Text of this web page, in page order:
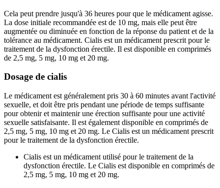
Cela peut prendre jusqu'à 36 heures pour que le médicament agisse.
La dose initiale recommandée est de 10 mg, mais elle peut être
augmentée ou diminuée en fonction de la réponse du patient et de la
tolérance au médicament. Cialis est un médicament prescrit pour le
traitement de la dysfonction érectile. Il est disponible en comprimés
de 2,5 mg, 5 mg, 10 mg et 20 mg.
Dosage de cialis
Le médicament est généralement pris 30 à 60 minutes avant l'activité
sexuelle, et doit être pris pendant une période de temps suffisante
pour obtenir et maintenir une érection suffisante pour une activité
sexuelle satisfaisante. Il est également disponible en comprimés de
2,5 mg, 5 mg, 10 mg et 20 mg. Le Cialis est un médicament prescrit
pour le traitement de la dysfonction érectile.
Cialis est un médicament utilisé pour le traitement de la
dysfonction érectile. Le Cialis est disponible en comprimés de
2,5 mg, 5 mg, 10 mg et 20 mg.